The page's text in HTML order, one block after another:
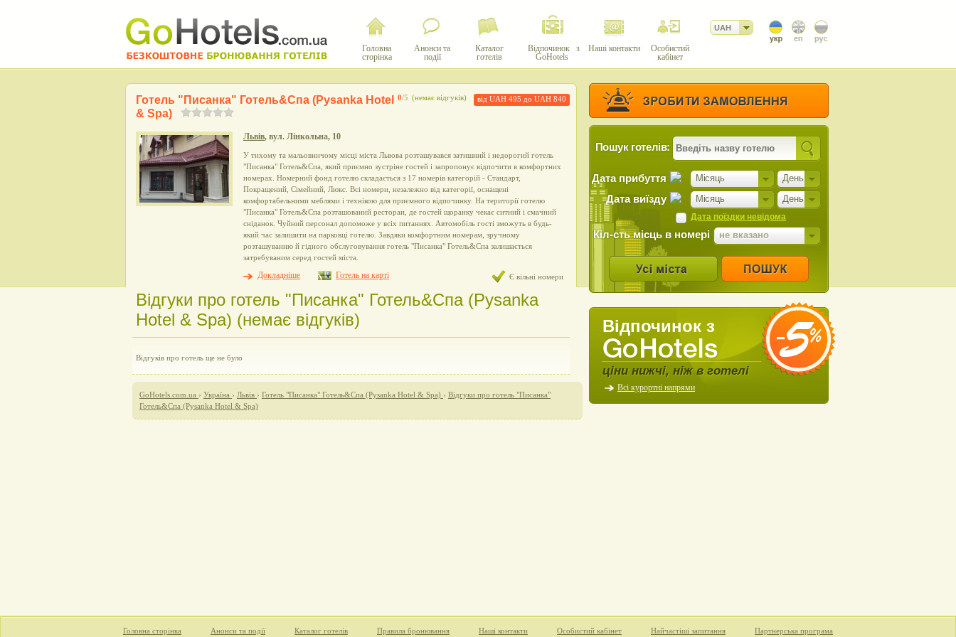
Головна
сторінка
Анонси та
події
Каталог
готелів
Відпочинок з
GoHotels
Наші контакти
Особистий
кабінет
UAH
0/5 (немає відгуків) від UAH 495 до UAH 840
Готель "Писанка" Готель&Cпа (Pysanka Hotel
& Spa)
Львів, вул. Лінкольна, 10
У тихому та мальовничому місці міста Львова розташувався затишний і недорогий готель
"Писанка" Готель&Cпа, який приємно зустріне гостей і запропонує відпочити в комфортних
номерах. Номерний фонд готелю складається з 17 номерів категорій - Стандарт,
Покращений, Сімейний, Люкс. Всі номери, незалежно від категорії, оснащені
комфортабельними меблями і технікою для приємного відпочинку. На території готелю
"Писанка" Готель&Cпа розташований ресторан, де гостей щоранку чекає ситний і смачний
сніданок. Чуйний персонал допоможе у всіх питаннях. Автомобіль гості зможуть в будь-
який час залишити на парковці готелю. Завдяки комфортним номерам, зручному
розташуванню й гідного обслуговування готель "Писанка" Готель&Cпа залишається
затребуваним серед гостей міста.
Докладніше Готель на карті Є вільні номери
Відгуки про готель "Писанка" Готель&Cпа (Pysanka
Hotel & Spa) (немає відгуків)
Відгуків про готель ще не було
GoHotels.com.ua › Україна › Львів › Готель "Писанка" Готель&Cпа (Pysanka Hotel & Spa) › Відгуки про готель "Писанка"
Готель&Cпа (Pysanka Hotel & Spa)
Пошук готелів:
Місяць День
Дата прибуття
Місяць День
Дата виїзду
Дата поїздки невідома
Кіл-сть місць в номері не вказано
Відпочинок з
ціни нижчі, ніж в готелі
Всі курортні напрями
Головна сторінка Анонси та події Каталог готелів Правила бронювання Наші контакти Особистий кабінет Найчастіші запитання Партнерська програма